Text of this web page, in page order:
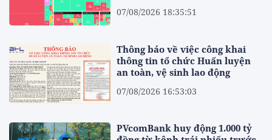
07/08/2026 18:35:51
Thông báo về việc công khai
thông tin tổ chức Huấn luyện
an toàn, vệ sinh lao động
07/08/2026 16:53:03
PVcomBank huy động 1.000 tỷ